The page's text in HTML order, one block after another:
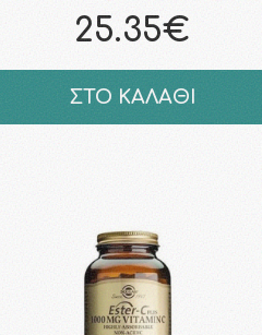
25.35€
ΣΤΟ ΚΑΛΑΘΙ